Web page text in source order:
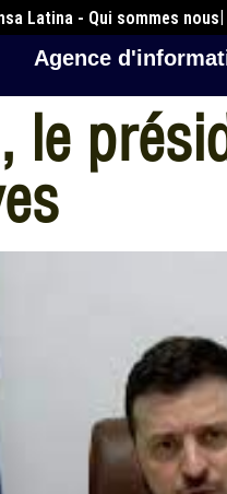
Latina - Qui sommes nous
Agence
le